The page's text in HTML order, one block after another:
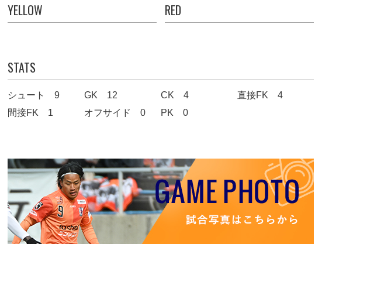
YELLOW RED
STATS
シュート 9 GK 12 CK 4
直接FK 4
間接FK 1
オフサイド 0 PK 0